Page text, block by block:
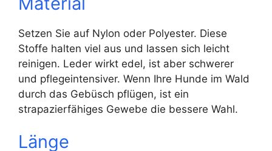
Setzen Sie auf Nylon oder Polyester. Diese
Stoffe halten viel aus und lassen sich leicht
reinigen. Leder wirkt edel, ist aber schwerer
und pflegeintensiver. Wenn Ihre Hunde im Wald
durch das Gebüsch pflügen, ist ein
strapazierfähiges Gewebe die bessere Wahl.
Länge